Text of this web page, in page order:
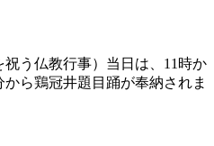
う仏教行事）当日は、11時か
ら鶏冠井題目踊が奉納されま